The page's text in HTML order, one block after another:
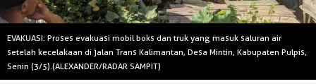
EVAKUASI: Proses evakuasi mobil boks dan truk yang masuk saluran air
setelah kecelakaan di jalan Trans Kalimantan, Desa Mintin, Kabupaten Pulpis,
Senin (3/5).(ALEXANDER/RADAR SAMPIT)